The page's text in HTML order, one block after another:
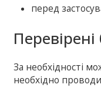
перед
За необхідності
необхідно